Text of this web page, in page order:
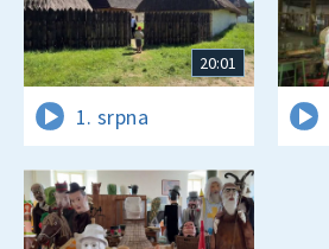
20:01
1. srpna